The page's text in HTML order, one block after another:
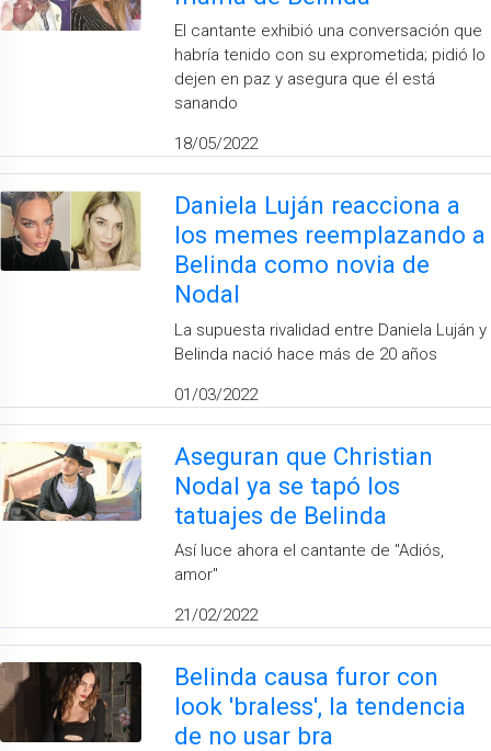
El cantante exhibió una conversación que
habría tenido con su exprometida; pidió lo
dejen en paz y asegura que él está
sanando
18/05/2022
Daniela Luján reacciona a
los memes reemplazando a
Belinda como novia de
Nodal
La supuesta rivalidad entre Daniela Luján y
Belinda nació hace más de 20 años
01/03/2022
Aseguran que Christian
Nodal ya se tapó los
tatuajes de Belinda
Así luce ahora el cantante de ''Adiós,
amor''
21/02/2022
Belinda causa furor con
look 'braless', la tendencia
de no usar bra